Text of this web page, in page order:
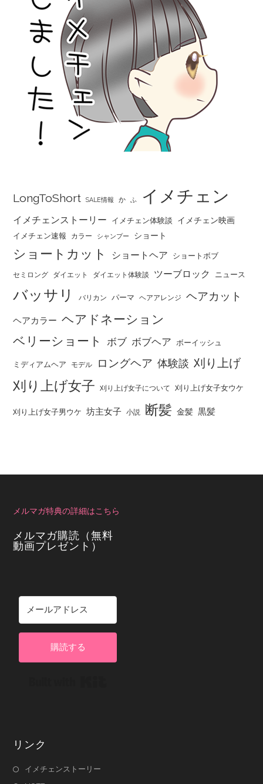
LongToShort SALE情報 か ふ イメチェン
イメチェンストーリー イメチェン体験談 イメチェン映画
イメチェン速報 カラー シャンプー ショート
ショートカット ショートヘア ショートボブ
セミロング ダイエット ダイエット体験談 ツーブロック ニュース
バッサリ バリカン パーマ ヘアアレンジ ヘアカット
ヘアカラー ヘアドネーション
ベリーショート
ボブ ボブヘア ボーイッシュ
ミディアムヘア モデル ロングヘア 体験談 刈り上げ
刈り上げ女子 刈り上げ女子について 刈り上げ女子女ウケ
刈り上げ女子男ウケ 坊主女子 小説 断髪 金髪 黒髪
メルマガ特典の詳細はこちら
メルマガ購読（無料
動画プレゼント）
購読する
リンク
イメチェンストーリー